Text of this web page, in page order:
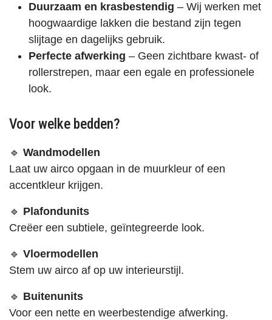
Duurzaam en krasbestendig – Wij werken met
hoogwaardige lakken die bestand zijn tegen
slijtage en dagelijks gebruik.
Perfecte afwerking – Geen zichtbare kwast- of
rollerstrepen, maar een egale en professionele
look.
Voor welke bedden?
🔹 Wandmodellen
Laat uw airco opgaan in de muurkleur of een
accentkleur krijgen.
🔹 Plafondunits
Creëer een subtiele, geïntegreerde look.
🔹 Vloermodellen
Stem uw airco af op uw interieurstijl.
🔹 Buitenunits
Voor een nette en weerbestendige afwerking.